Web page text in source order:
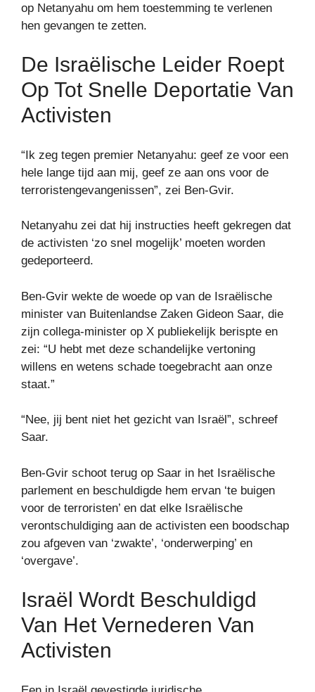
op Netanyahu om hem toestemming te verlenen
hen gevangen te zetten.
De Israëlische Leider Roept
Op Tot Snelle Deportatie Van
Activisten
“Ik zeg tegen premier Netanyahu: geef ze voor een
hele lange tijd aan mij, geef ze aan ons voor de
terroristengevangenissen”, zei Ben-Gvir.
Netanyahu zei dat hij instructies heeft gekregen dat
de activisten ‘zo snel mogelijk’ moeten worden
gedeporteerd.
Ben-Gvir wekte de woede op van de Israëlische
minister van Buitenlandse Zaken Gideon Saar, die
zijn collega-minister op X publiekelijk berispte en
zei: “U hebt met deze schandelijke vertoning
willens en wetens schade toegebracht aan onze
staat.”
“Nee, jij bent niet het gezicht van Israël”, schreef
Saar.
Ben-Gvir schoot terug op Saar in het Israëlische
parlement en beschuldigde hem ervan ‘te buigen
voor de terroristen’ en dat elke Israëlische
verontschuldiging aan de activisten een boodschap
zou afgeven van ‘zwakte’, ‘onderwerping’ en
‘overgave’.
Israël Wordt Beschuldigd
Van Het Vernederen Van
Activisten